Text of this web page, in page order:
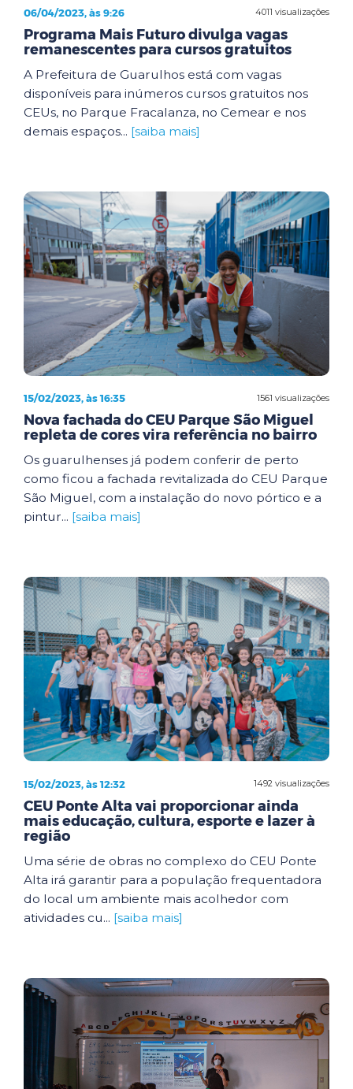
4011 visualizações
06/04/2023, às 9:26
Programa Mais Futuro divulga vagas
remanescentes para cursos gratuitos
A Prefeitura de Guarulhos está com vagas
disponíveis para inúmeros cursos gratuitos nos
CEUs, no Parque Fracalanza, no Cemear e nos
demais espaços... [saiba mais]
1561 visualizações
15/02/2023, às 16:35
Nova fachada do CEU Parque São Miguel
repleta de cores vira referência no bairro
Os guarulhenses já podem conferir de perto
como ficou a fachada revitalizada do CEU Parque
São Miguel, com a instalação do novo pórtico e a
pintur... [saiba mais]
1492 visualizações
15/02/2023, às 12:32
CEU Ponte Alta vai proporcionar ainda
mais educação, cultura, esporte e lazer à
região
Uma série de obras no complexo do CEU Ponte
Alta irá garantir para a população frequentadora
do local um ambiente mais acolhedor com
atividades cu... [saiba mais]